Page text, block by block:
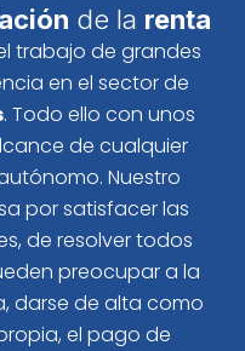
de la renta
trabajo de grandes
en el sector de
. Todo ello con unos
de cualquier
Nuestro
por satisfacer las
de resolver todos
preocupar a la
darse de alta como
el pago de